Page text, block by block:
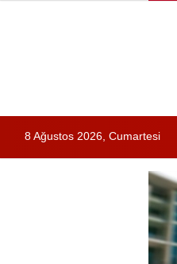
8 Ağustos 2026, Cumartesi